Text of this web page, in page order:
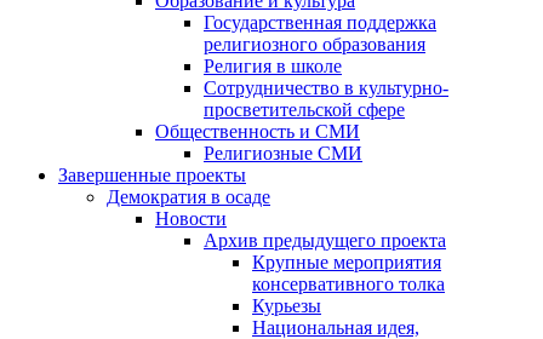
Государственная поддержка
религиозного образования
Религия в школе
Сотрудничество в культурно-
просветительской сфере
Общественность и СМИ
Религиозные СМИ
Завершенные проекты
Демократия в осаде
Новости
Архив предыдущего проекта
Крупные мероприятия
консервативного толка
Курьезы
Национальная идея,